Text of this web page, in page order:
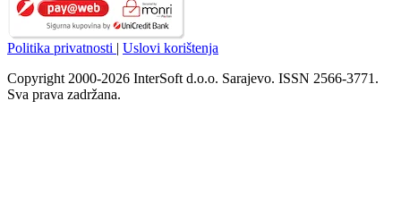
Politika privatnosti | Uslovi korištenja
Copyright 2000-2026 InterSoft d.o.o. Sarajevo. ISSN 2566-3771.
Sva prava zadržana.